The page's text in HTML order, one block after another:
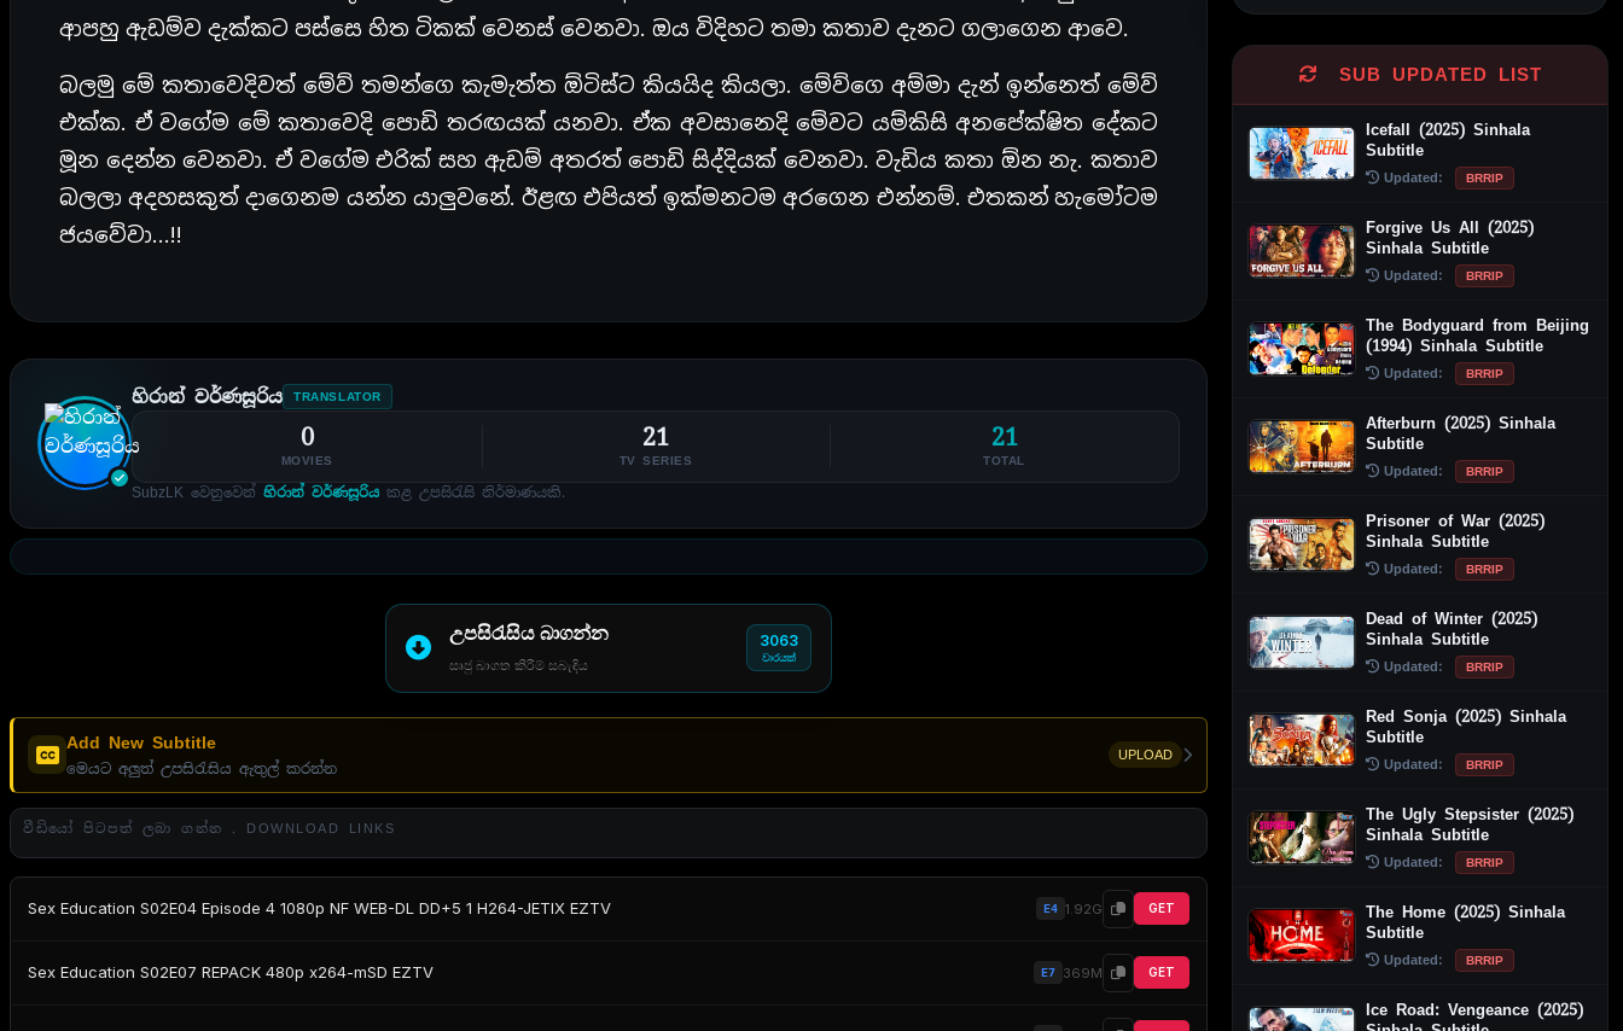
ආපහු ඇඩම්ව දැක්කට පස්සෙ හිත ටිකක් වෙනස් වෙනවා. ඔය විදිහට තමා කතාව දැනට ගලාගෙන ආවෙ.
බලමු මේ කතාවෙදිවත් මේව් තමන්ගෙ කැමැත්ත ඕටිස්ට කියයිද කියලා. මේව්ගෙ අම්මා දැන් ඉන්නෙත් මේව්
එක්ක. ඒ වගේම මේ කතාවෙදි පොඩි තරඟයක් යනවා. ඒක අවසානෙදි මේවට යම්කිසි අනපේක්ෂිත දේකට
මූන දෙන්න වෙනවා. ඒ වගේම එරික් සහ ඇඩම් අතරත් පොඩි සිද්දියක් වෙනවා. වැඩිය කතා ඕන නැ. කතාව
බලලා අදහසකුත් දාගෙනම යන්න යාලුවනේ. ඊළඟ එපියත් ඉක්මනටම අරගෙන එන්නම්. එතකන් හැමෝටම
ජයවේවා…!!
හිරාන් වර්ණසූරිය TRANSLATOR
0
MOVIES
21
TV SERIES
21
TOTAL
SubzLK වෙනුවෙන් හිරාන් වර්ණසූරිය කළ උපසිරැසි නිර්මාණයකි.
උපසිරැසිය බාගන්න
සෘජු බාගත කිරීම් සබැඳිය
3063
වාරයක්
Add New Subtitle
මෙයට අලුත් උපසිරැසිය ඇතුල් කරන්න
UPLOAD
වීඩියෝ පිටපත් ලබා ගන්න . DOWNLOAD LINKS
Sex Education S02E04 Episode 4 1080p NF WEB-DL DD+5 1 H264-JETIX EZTV E4 1.92G GET
Sex Education S02E07 REPACK 480p x264-mSD EZTV E7 369M GET
SUB UPDATED LIST
Icefall (2025) Sinhala
Subtitle
Updated: BRRIP
Forgive Us All (2025)
Sinhala Subtitle
Updated: BRRIP
The Bodyguard from Beijing
(1994) Sinhala Subtitle
Updated: BRRIP
Afterburn (2025) Sinhala
Subtitle
Updated: BRRIP
Prisoner of War (2025)
Sinhala Subtitle
Updated: BRRIP
Dead of Winter (2025)
Sinhala Subtitle
Updated: BRRIP
Red Sonja (2025) Sinhala
Subtitle
Updated: BRRIP
The Ugly Stepsister (2025)
Sinhala Subtitle
Updated: BRRIP
The Home (2025) Sinhala
Subtitle
Updated: BRRIP
Ice Road: Vengeance (2025)